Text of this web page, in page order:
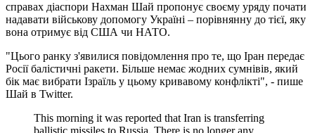
справах діаспори Нахман Шай пропонує своєму уряду почати
надавати військову допомогу Україні – порівнянну до тієї, яку
вона отримує від США чи НАТО.
"Цього ранку з'явилися повідомлення про те, що Іран передає
Росії балістичні ракети. Більше немає жодних сумнівів, який
бік має вибрати Ізраїль у цьому кривавому конфлікті", - пише
Шай в Twitter.
This morning it was reported that Iran is transferring
ballistic missiles to Russia. There is no longer any